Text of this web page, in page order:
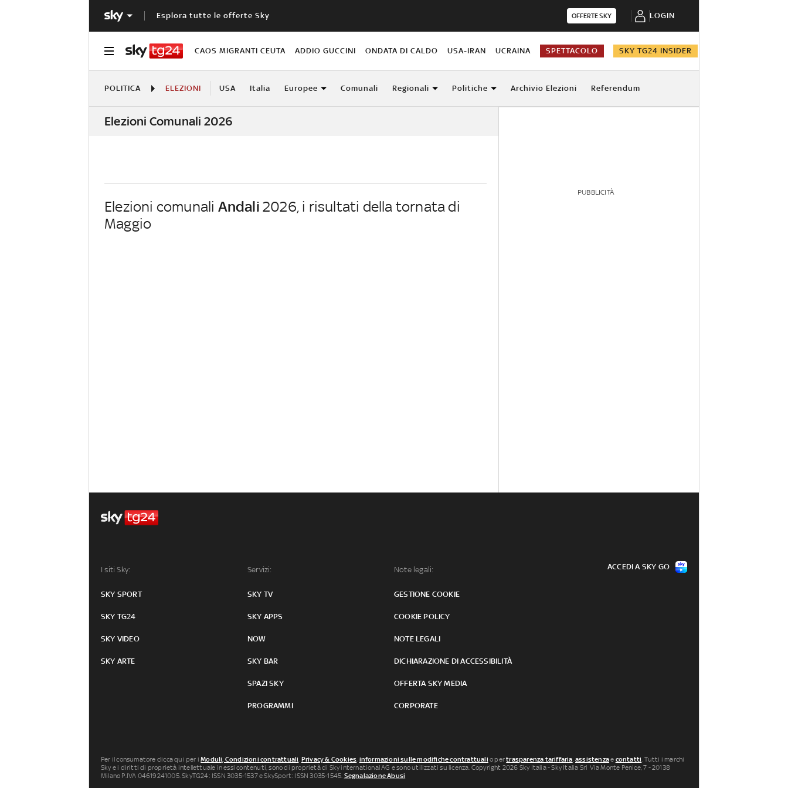
Esplora tutte le offerte Sky OFFERTE SKY LOGIN
CAOS MIGRANTI CEUTA ADDIO GUCCINI ONDATA DI CALDO USA-IRAN UCRAINA SPETTACOLO SKY TG24 INSIDER
POLITICA ELEZIONI USA Italia Europee Comunali Regionali Politiche Archivio Elezioni Referendum
Elezioni Comunali 2026
Elezioni comunali Andali 2026, i risultati della tornata di
Maggio
PUBBLICITÀ
I siti Sky:
SKY SPORT
SKY TG24
SKY VIDEO
SKY ARTE
Servizi:
SKY TV
SKY APPS
NOW
SKY BAR
SPAZI SKY
PROGRAMMI
Note legali:
GESTIONE COOKIE
COOKIE POLICY
NOTE LEGALI
DICHIARAZIONE DI ACCESSIBILITÀ
OFFERTA SKY MEDIA
CORPORATE
ACCEDI A SKY GO
Per il consumatore clicca qui per iModuli, Condizioni contrattuali, Privacy & Cookies, informazioni sulle modifiche contrattuali o pertrasparenza tariffaria,assistenzae contatti. Tutti i marchi
Sky e i diritti di proprietà intellettuale in essi contenuti, sono di proprietà di Sky international AG e sono utilizzati su licenza. Copyright 2026 Sky Italia - Sky Italia Srl Via Monte Penice, 7 - 20138
Milano P.IVA 04619241005. SkyTG24: ISSN 3035-1537 e SkySport: ISSN 3035-1545. Segnalazione Abusi